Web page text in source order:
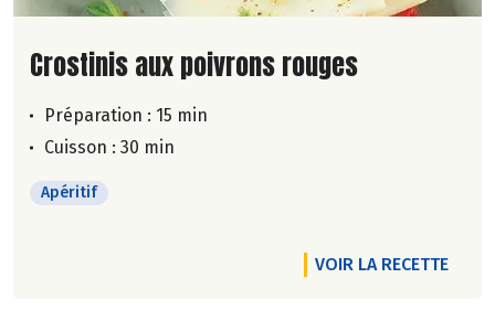
Lire la suite de la recette
Crostinis aux poivrons rouges
Préparation : 15 min
Cuisson : 30 min
Apéritif
VOIR LA RECETTE